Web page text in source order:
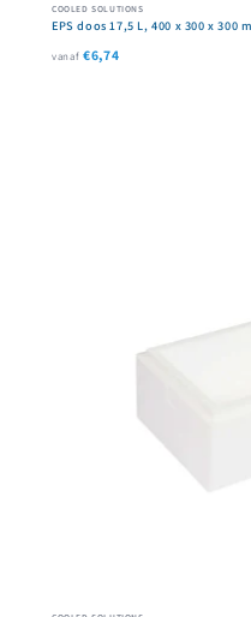
COOLED SOLUTIONS
EPS doos 17,5 L, 400 x 300 x 300
vanaf €6,74